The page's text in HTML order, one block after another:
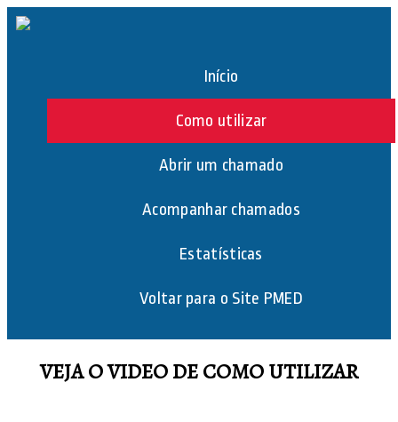
Início
Como utilizar
Abrir um chamado
Acompanhar chamados
Estatísticas
Voltar para o Site PMED
VEJA O VIDEO DE COMO UTILIZAR